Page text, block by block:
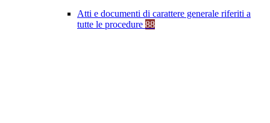
Atti e documenti di carattere generale riferiti a
tutte le procedure 88